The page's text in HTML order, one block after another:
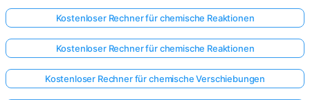
Kostenloser Rechner für chemische Reaktionen
Kostenloser Rechner für chemische Reaktionen
Kostenloser Rechner für chemische Verschiebungen